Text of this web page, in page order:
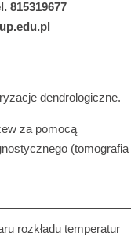
815319677
dendrologiczne.
za pomocą
(tomografia
rozkładu temperatur